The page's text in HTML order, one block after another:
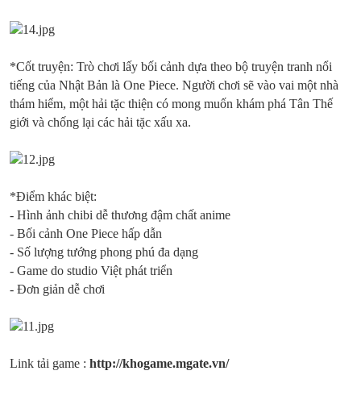
*Cốt truyện: Trò chơi lấy bối cảnh dựa theo bộ truyện tranh nổi
tiếng của Nhật Bản là One Piece. Người chơi sẽ vào vai một nhà
thám hiểm, một hải tặc thiện có mong muốn khám phá Tân Thế
giới và chống lại các hải tặc xấu xa.
*Điểm khác biệt:
- Hình ảnh chibi dễ thương đậm chất anime
- Bối cảnh One Piece hấp dẫn
- Số lượng tướng phong phú đa dạng
- Game do studio Việt phát triển
- Đơn giản dễ chơi
Link tải game : http://khogame.mgate.vn/